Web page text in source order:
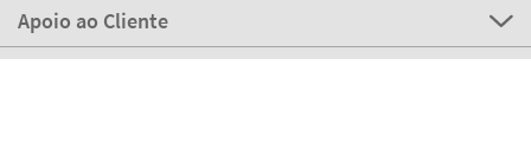
Apoio ao Cliente